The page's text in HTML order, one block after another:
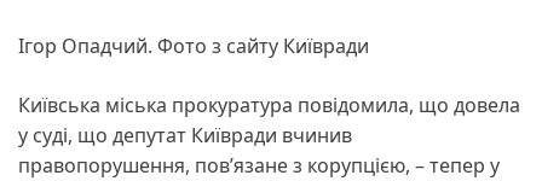
Ігор Опадчий. Фото з сайту Київради
Київська міська прокуратура повідомила, що довела
у суді, що депутат Київради вчинив
правопорушення, пов’язане з корупцією, – тепер у